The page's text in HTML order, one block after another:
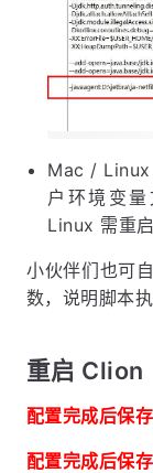
Mac / Linux
户环境变
Linux 需重
小伙伴们也可
数，说明脚本
重启 Clion
配置完成后保
配置完成后保